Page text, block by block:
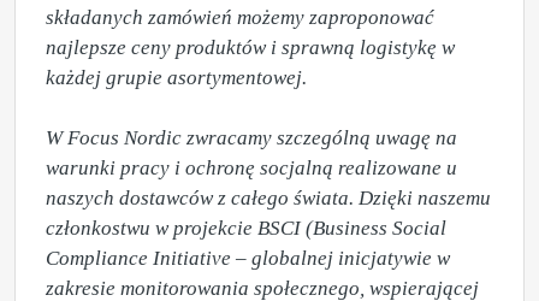
składanych zamówień możemy zaproponować
najlepsze ceny produktów i sprawną logistykę w
każdej grupie asortymentowej.
W Focus Nordic zwracamy szczególną uwagę na
warunki pracy i ochronę socjalną realizowane u
naszych dostawców z całego świata. Dzięki naszemu
członkostwu w projekcie BSCI (Business Social
Compliance Initiative – globalnej inicjatywie w
zakresie monitorowania społecznego, wspierającej